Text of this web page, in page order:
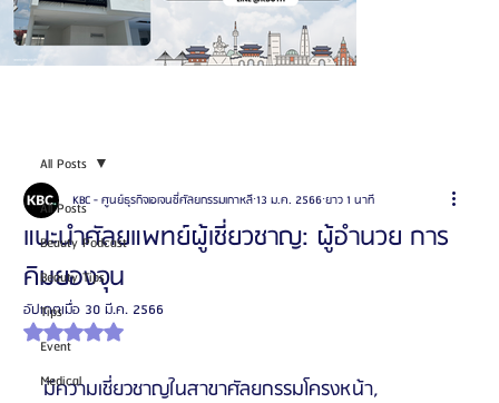
All Posts
Beauty Podcast
Beauty Tips
Tips
Event
Medical
All Posts
แนะนำศัลยแพทย์ผู้เชี่ยวชาญ: ผู้อำนวย การ
คิมยองจุน
KBC - ศูนย์ธุรกิจเอเจนซี่ศัลยกรรมเกาหลี13 ม.ค. 2566ยาว 1 นาที
อัปเดตเมื่อ 30 มี.ค. 2566
ได้รับ NaN เต็ม 5 ดาว
มีความเชี่ยวชาญในสาขาศัลยกรรมโครงหน้า,